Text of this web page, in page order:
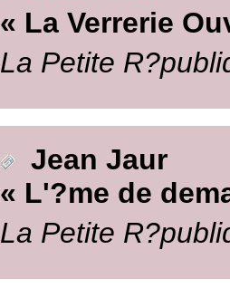
« La Verrerie
La Petite
Jean Jaur
« L'?me de
La Petite